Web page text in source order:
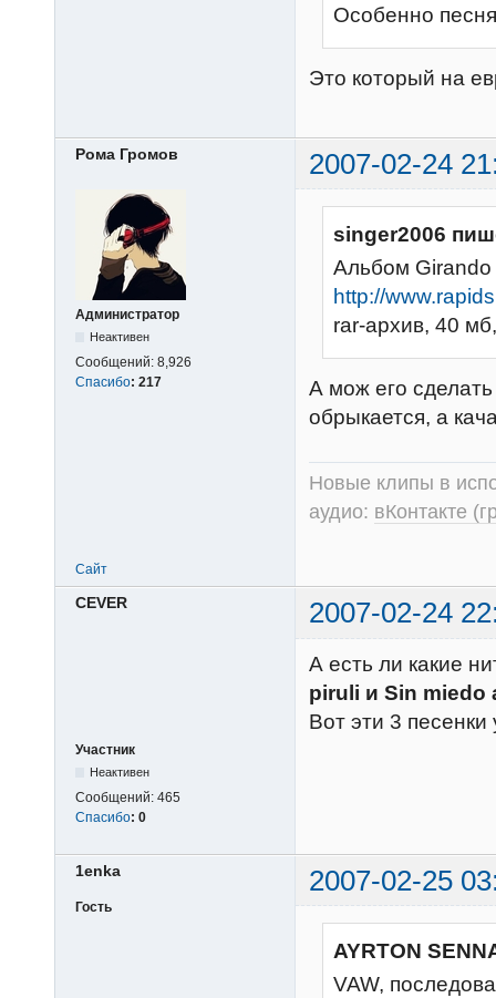
Особенно
Это который на
Рома Громов 2007-02-24
Администратор
Неактивен
Сообщений: 8,926
Спасибо: 217
singer2006
Альбом Girando
http://
rar-архив, 40
А мож его сделать
обрыкается, а
Новые клипы в
аудио: вКонтакте
Сайт
CEVER 2007-02-24
Участник
Неактивен
Сообщений: 465
Спасибо: 0
А есть ли какие
piruli и Sin miedo
Вот эти 3 песенки
1enka 2007-02-25
Гость
AYRTON
VAW,